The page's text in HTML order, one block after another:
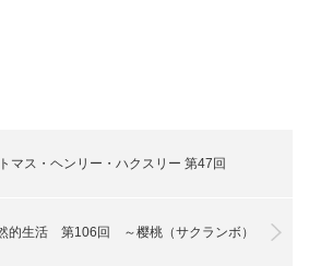
マス・ヘンリー・ハクスリー 第47回
的生活 第106回 ～樱桃（サクランボ）